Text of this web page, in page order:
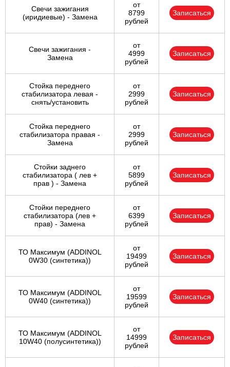
Свечи зажигания
(иридиевые) - Замена
от
8799
рублей
Записаться
Свечи зажигания -
Замена
от
4999
рублей
Записаться
Стойка переднего
стабилизатора левая -
снять/установить
от
2999
рублей
Записаться
Стойка переднего
стабилизатора правая -
Замена
от
2999
рублей
Записаться
Стойки заднего
стабилизатора ( лев +
прав ) - Замена
от
5899
рублей
Записаться
Стойки переднего
стабилизатора (лев +
прав) - Замена
от
6399
рублей
Записаться
ТО Максимум (ADDINOL
0W30 (синтетика))
от
19499
рублей
Записаться
ТО Максимум (ADDINOL
0W40 (синтетика))
от
19599
рублей
Записаться
ТО Максимум (ADDINOL
10W40 (полусинтетика))
от
14999
рублей
Записаться